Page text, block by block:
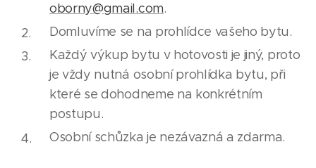
oborny@gmail.com.
Domluvíme se na prohlídce vašeho bytu.
Každý výkup bytu v hotovosti je jiný, proto
je vždy nutná osobní prohlídka bytu, při
které se dohodneme na konkrétním
postupu.
Osobní schůzka je nezávazná a zdarma.